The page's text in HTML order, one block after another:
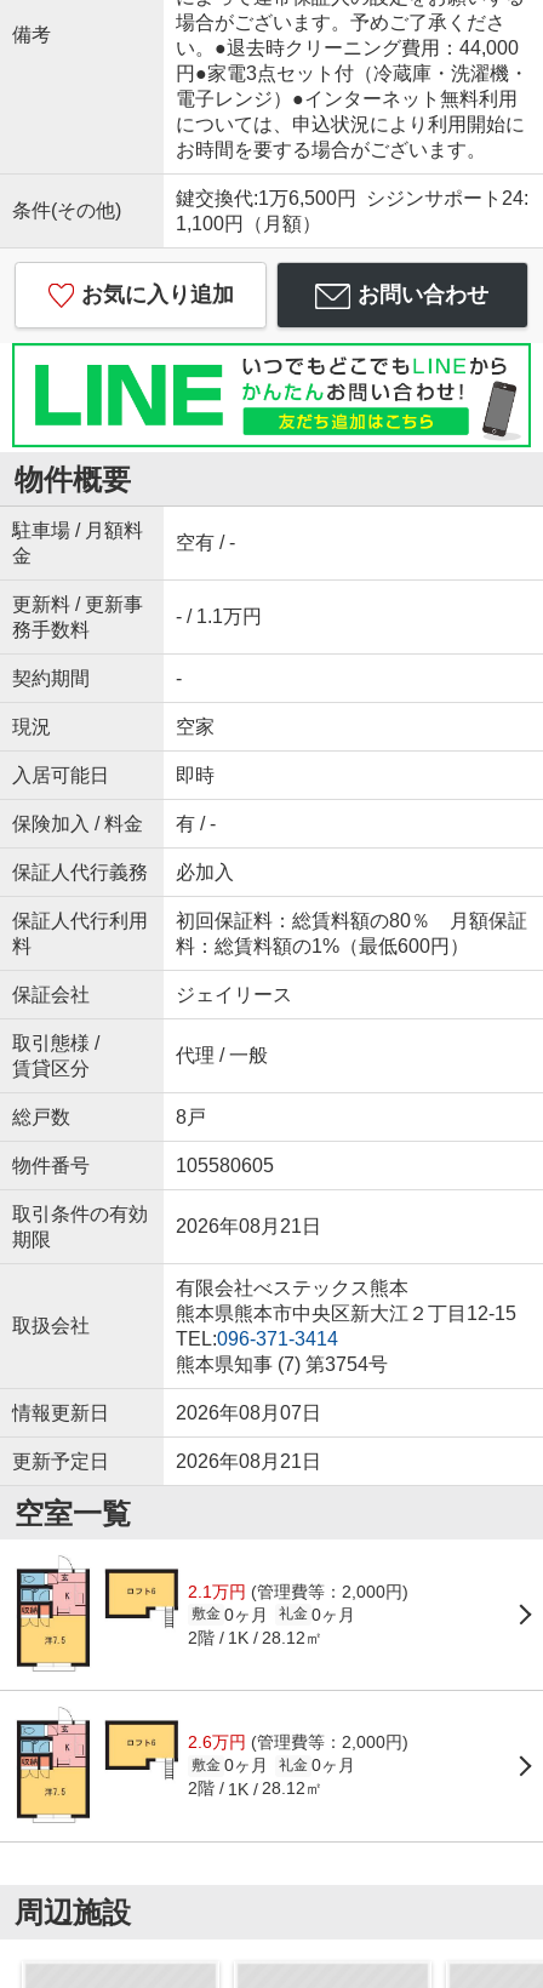
備考
場合がございます。予めご了承くださ
い。●退去時クリーニング費用：44,000
円●家電3点セット付（冷蔵庫・洗濯機・
電子レンジ）●インターネット無料利用
については、申込状況により利用開始に
お時間を要する場合がございます。
条件(その他)
鍵交換代:1万6,500円 シジンサポート24:
1,100円（月額）
お気に入り追加 お問い合わせ
物件概要
駐車場 / 月額料
金
空有 / -
更新料 / 更新事
務手数料
- / 1.1万円
契約期間 -
現況 空家
入居可能日 即時
保険加入 / 料金 有 / -
保証人代行義務 必加入
保証人代行利用
料
初回保証料：総賃料額の80％ 月額保証
料：総賃料額の1%（最低600円）
保証会社 ジェイリース
取引態様 /
賃貸区分
代理 / 一般
総戸数 8戸
物件番号 105580605
取引条件の有効
期限
2026年08月21日
取扱会社
有限会社べステックス熊本
熊本県熊本市中央区新大江２丁目12-15
TEL:096-371-3414
熊本県知事 (7) 第3754号
情報更新日 2026年08月07日
更新予定日 2026年08月21日
空室一覧
2.1万円 (管理費等：2,000円)
敷金 0ヶ月 礼金 0ヶ月
2階 1K 28.12㎡
2.6万円 (管理費等：2,000円)
敷金 0ヶ月 礼金 0ヶ月
2階 1K 28.12㎡
周辺施設